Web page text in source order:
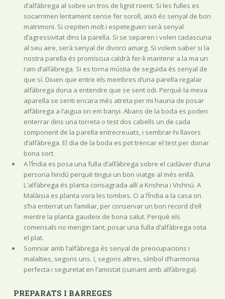
d’alfàbrega al sobre un tros de lignit roent. Si les fulles es
socarrimen lentament sense fer soroll, això és senyal de bon
matrimoni. Si crepiten molt i espeteguen serà senyal
d’agressivitat dins la parella. Si se separen i volen cadascuna
al seu aire, serà senyal de divorci amarg. Si volem saber si la
nostra parella és promíscua caldrà fer-li mantenir a la ma un
ram d’alfàbrega. Si es torna mústia de seguida és senyal de
que sí. Diuen que entre els membres d’una parella regalar
alfàbrega dona a entendre que se sent odi. Perquè la meva
aparella se senti encara més atreta per mi hauria de posar
alfàbrega a l’aigua on em banyi. Abans de la boda es poden
enterrar dins una torreta o test dos cabells un de cada
component de la parella entrecreuats, i sembrar-hi llavors
d’alfàbrega. El dia de la boda es pot trencar el test per donar
bona sort.
A l’Índia es posa una fulla d’alfàbrega sobre el cadàver d’una
persona hindú perquè tingui un bon viatge al més enllà.
L’alfàbrega és planta consagrada allí a Krishna i Vishnú. A
Malàisia es planta vora les tombes. O a l’Índia a la casa on
s’ha enterrat un familiar, per conservar un bon record d’ell
mentre la planta gaudeix de bona salut. Perquè els
comensals no mengin tant, posar una fulla d’alfàbrega sota
el plat.
Somniar amb l’alfàbrega és senyal de preocupacions i
malalties, segons uns. I, segons altres, símbol d’harmonia
perfecta i seguretat en l’amistat (cuinant amb alfàbrega).
PREPARATS I BARREGES